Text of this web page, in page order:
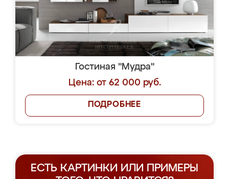
Гостиная "Мудра"
Цена: от 62 000 руб.
ПОДРОБНЕЕ
ЕСТЬ КАРТИНКИ ИЛИ ПРИМЕРЫ